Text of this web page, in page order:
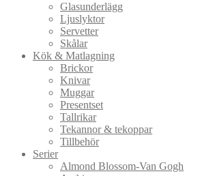
Glasunderlägg
Ljuslyktor
Servetter
Skålar
Kök & Matlagning
Brickor
Knivar
Muggar
Presentset
Tallrikar
Tekannor & tekoppar
Tillbehör
Serier
Almond Blossom-Van Gogh